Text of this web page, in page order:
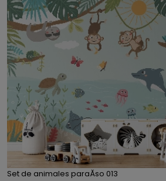
Set de animales paraĂ­so 013